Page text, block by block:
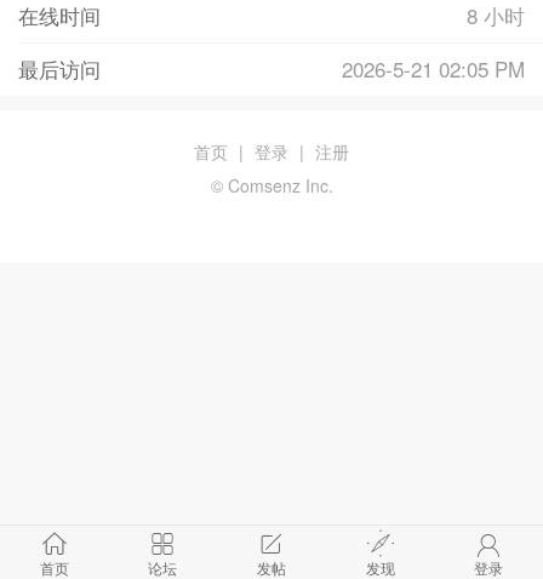
在线时间
8 小时
最后访问
2026-5-21 02:05 PM
首页 论坛 发帖 发现 登录
首页 | 登录 | 注册
© Comsenz Inc.